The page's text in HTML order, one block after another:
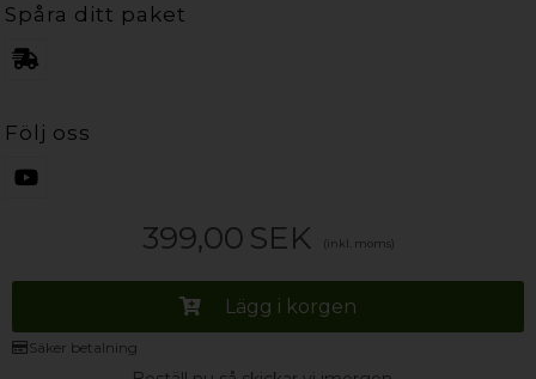
399,00 SEK (inkl. moms)
Lägg i korgen
Säker betalning
Spåra ditt paket
Följ oss